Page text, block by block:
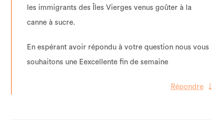
les immigrants des Îles Vierges venus goûter à la
canne à sucre.
En espérant avoir répondu à votre question nous vous
souhaitons une Eexcellente fin de semaine
Répondre ↓